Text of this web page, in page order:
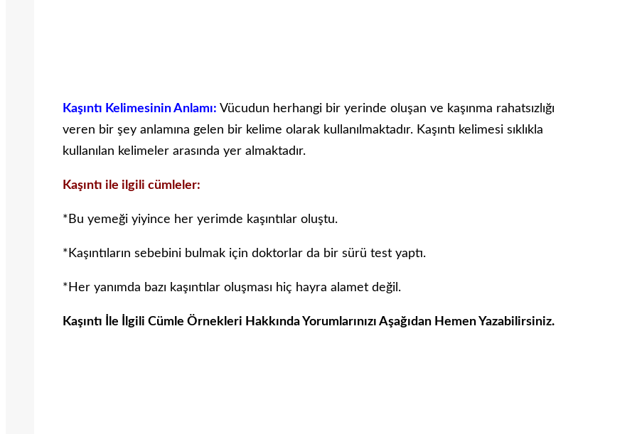
Kaşıntı Kelimesinin Anlamı: Vücudun herhangi bir yerinde oluşan ve kaşınma rahatsızlığı
veren bir şey anlamına gelen bir kelime olarak kullanılmaktadır. Kaşıntı kelimesi sıklıkla
kullanılan kelimeler arasında yer almaktadır.
Kaşıntı ile ilgili cümleler:
*Bu yemeği yiyince her yerimde kaşıntılar oluştu.
*Kaşıntıların sebebini bulmak için doktorlar da bir sürü test yaptı.
*Her yanımda bazı kaşıntılar oluşması hiç hayra alamet değil.
Kaşıntı İle İlgili Cümle Örnekleri Hakkında Yorumlarınızı Aşağıdan Hemen Yazabilirsiniz.